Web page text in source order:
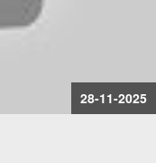
28-11-2025